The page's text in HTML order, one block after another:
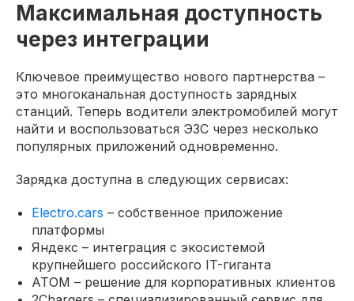
Максимальная доступность
через интеграции
Ключевое преимущество нового партнерства –
это многоканальная доступность зарядных
станций. Теперь водители электромобилей могут
найти и воспользоваться ЭЗС через несколько
популярных приложений одновременно.
Зарядка доступна в следующих сервисах:
Electro.cars – собственное приложение
платформы
Яндекс – интеграция с экосистемой
крупнейшего российского IT-гиганта
АТОМ – решение для корпоративных клиентов